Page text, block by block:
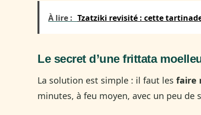
À lire : Tzatziki revisité : cette
Le secret d’une frittata
La solution est simple : il faut les faire
minutes, à feu moyen, avec un peu de